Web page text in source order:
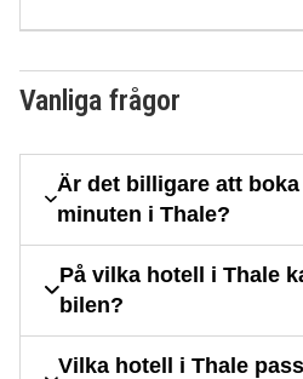
Vanliga frågor
Är det billigare att
minuten i Thale?
På vilka hotell i Thale
bilen?
Vilka hotell i Thale